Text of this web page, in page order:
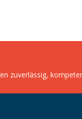
zuverlässig,